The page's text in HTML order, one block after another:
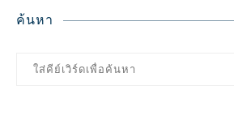
ค้นหา